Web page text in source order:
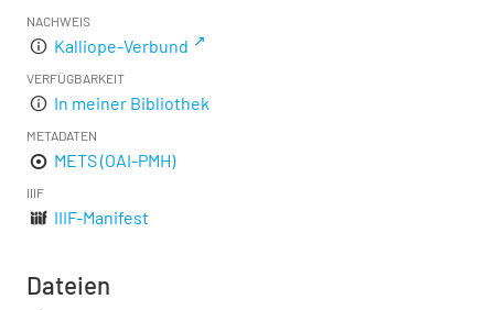
NACHWEIS
Kalliope-Verbund
VERFÜGBARKEIT
In meiner Bibliothek
METADATEN
METS (OAI-PMH)
IIIF
IIIF-Manifest
Dateien